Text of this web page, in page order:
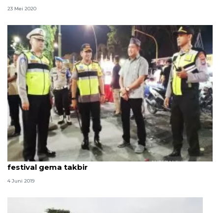
23 Mei 2020
Kapolresta Banjarmasin pantau langsung jalannya
festival gema takbir
4 Juni 2019